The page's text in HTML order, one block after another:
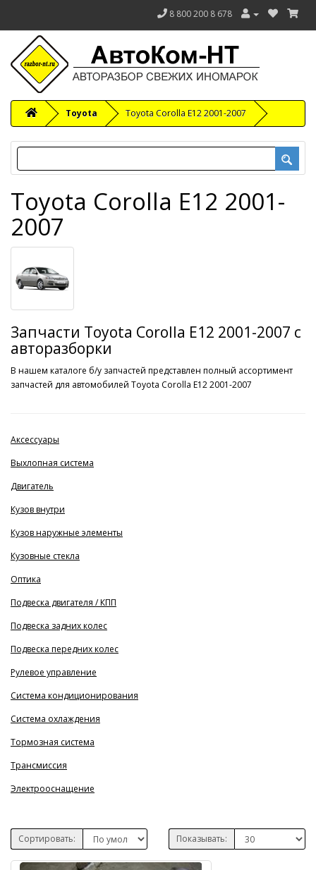
8 800 200 8 678
Toyota Toyota Corolla E12 2001-2007
Toyota Corolla E12 2001-
2007
Запчасти Toyota Corolla E12 2001-2007 с
авторазборки
В нашем каталоге б/у запчастей представлен полный ассортимент
запчастей для автомобилей Toyota Corolla E12 2001-2007
Аксессуары
Выхлопная система
Двигатель
Кузов внутри
Кузов наружные элементы
Кузовные стекла
Оптика
Подвеска двигателя / КПП
Подвеска задних колес
Подвеска передних колес
Рулевое управление
Система кондиционирования
Система охлаждения
Тормозная система
Трансмиссия
Электрооснащение
Сортировать: Показывать: